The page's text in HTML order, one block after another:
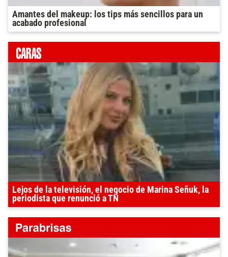
Amantes del makeup: los tips más sencillos para un
acabado profesional
Lejos de la televisión, el negocio de Marina Señuk, la
periodista que renunció a TN